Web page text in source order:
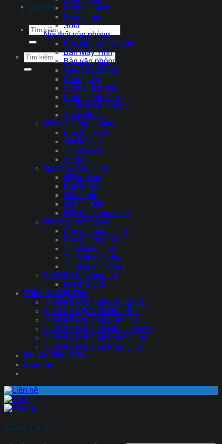
Liên hệ
Tìm
kiếm:
Tìm
kiếm:
Phòng khách
Phòng ngủ
Sofa
Nội thất văn phòng
Bàn Họp Văn Phòng
Bàn Máy Tính
Bàn văn phòng
Ghế văn phòng
Phòng họp
Phòng làm việc
Phòng lãnh đạo
Thiết bị văn phòng
Vách Ngăn
Nội thất công nghiệp
Bàn thao tác
Giá kệ kho
Thiết bị y tế
Xe đẩy
Nội thất công trình
Hội trường
Khách sạn
Nhà hàng
Nhà thi đấu
Nội thất công cộng
Nội thất trường học
Bàn ghế giáo viên
Bàn ghế học sinh
Thiết bị bộ môn
Thiết bị giáo dục
Thiết bị mầm non
Thiết bị chuyên dụng
Nội thất y tế
Thiết Kế Nội Thất
Thiết Kế Nội Thất Chung Cư
Thiết Kế Nội Thất Nhà Phố
Thiết Kế Nội Thất Biệt Thự
Thiết Kế Nội Thất Nhà Liền Kề
Thiết Kế Nội Thất Phòng Ngủ
Thiết Kế Nội Thất Phòng Trẻ
Dự Án Tiêu Biểu
Liên hệ
Đăng nhập